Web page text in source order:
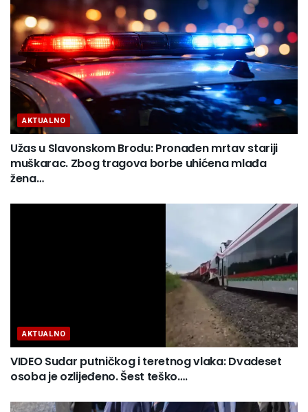
AKTUALNO
Užas u Slavonskom Brodu: Pronađen mrtav stariji
muškarac. Zbog tragova borbe uhićena mlađa
žena…
AKTUALNO
VIDEO Sudar putničkog i teretnog vlaka: Dvadeset
osoba je ozlijeđeno. Šest teško….